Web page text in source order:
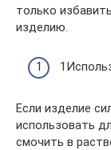
только
изделию.
Если изделие
использовать
смочить в